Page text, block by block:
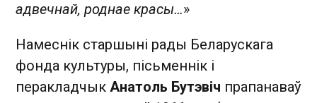
адвечнай, роднае красы…»
Намеснік старшыні рады Беларускага
фонда культуры, пісьменнік і
перакладчык Анатоль Бутэвіч прапанаваў